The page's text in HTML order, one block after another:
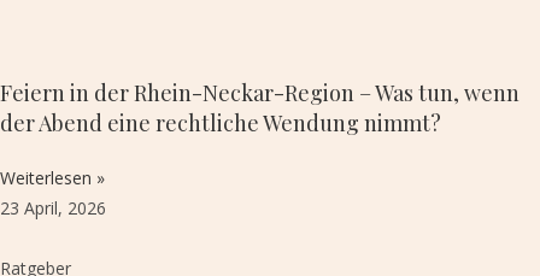
Feiern in der Rhein-Neckar-Region – Was tun, wenn
der Abend eine rechtliche Wendung nimmt?
Weiterlesen »
23 April, 2026
Ratgeber